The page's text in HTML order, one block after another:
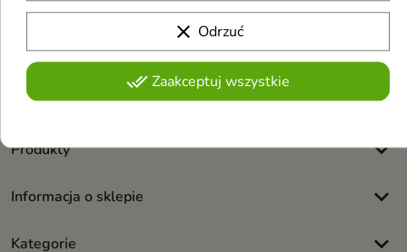
Możesz zrezygnować w każdej chwili. W tym celu należy odnaleźć
szczegóły w naszej informacji prawnej.
Akceptujęregulamin sklepuipolitykę prywatności.
Produkty keyboard_arrow_down
Informacja o sklepie keyboard_arrow_down
Kategorie keyboard_arrow_down
clear Odrzuć
done_allZaakceptuj wszystkie